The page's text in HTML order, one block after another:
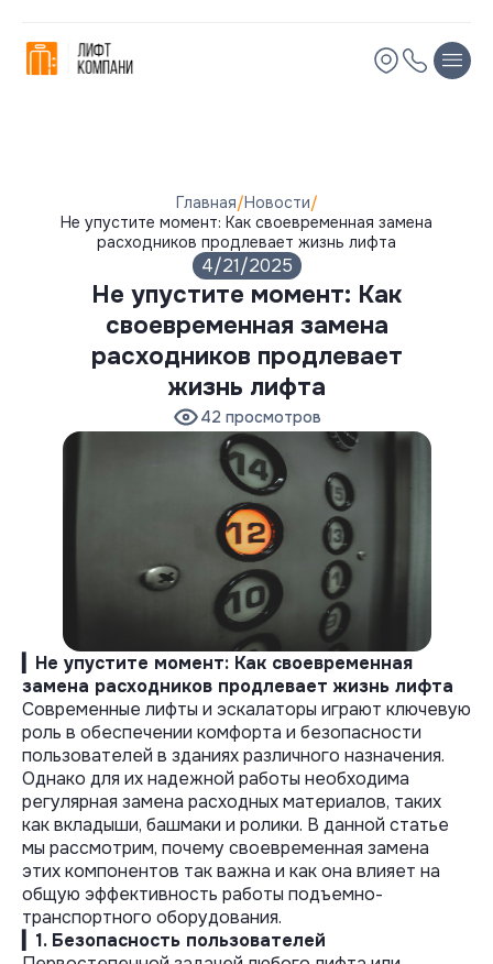
Главная/Новости/
Не упустите момент: Как своевременная замена
расходников продлевает жизнь лифта
4/21/2025
Не упустите момент: Как
своевременная замена
расходников продлевает
жизнь лифта
42 просмотров
▎Не упустите момент: Как своевременная
замена расходников продлевает жизнь лифта
Современные лифты и эскалаторы играют ключевую
роль в обеспечении комфорта и безопасности
пользователей в зданиях различного назначения.
Однако для их надежной работы необходима
регулярная замена расходных материалов, таких
как вкладыши, башмаки и ролики. В данной статье
мы рассмотрим, почему своевременная замена
этих компонентов так важна и как она влияет на
общую эффективность работы подъемно-
транспортного оборудования.
▎1. Безопасность пользователей
Электронная почта
Комментарий
Согласна(-ен) на обработку персональных
Отправить
Электронная почта
Комментарий
Согласна(-ен) на обработку персональных
Отправить